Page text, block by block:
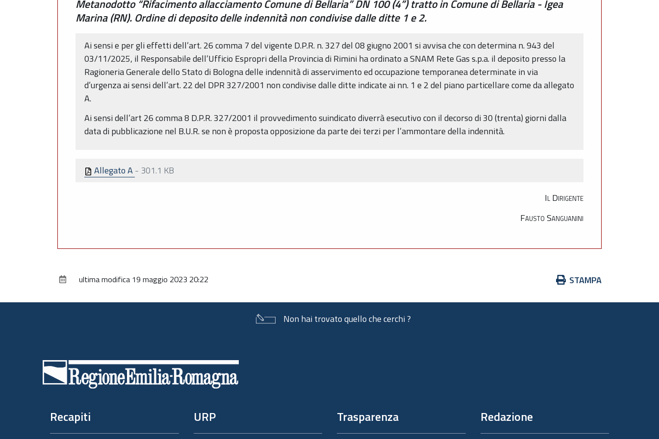
Metanodotto “Rifacimento allacciamento Comune di Bellaria” DN 100 (4”) tratto in Comune di Bellaria - Igea
Marina (RN). Ordine di deposito delle indennità non condivise dalle ditte 1 e 2.
Ai sensi e per gli effetti dell’art. 26 comma 7 del vigente D.P.R. n. 327 del 08 giugno 2001 si avvisa che con determina n. 943 del
03/11/2025, il Responsabile dell’Ufficio Espropri della Provincia di Rimini ha ordinato a SNAM Rete Gas s.p.a. il deposito presso la
Ragioneria Generale dello Stato di Bologna delle indennità di asservimento ed occupazione temporanea determinate in via
d’urgenza ai sensi dell’art. 22 del DPR 327/2001 non condivise dalle ditte indicate ai nn. 1 e 2 del piano particellare come da allegato
A.
Ai sensi dell’art 26 comma 8 D.P.R. 327/2001 il provvedimento suindicato diverrà esecutivo con il decorso di 30 (trenta) giorni dalla
data di pubblicazione nel B.U.R. se non è proposta opposizione da parte dei terzi per l’ammontare della indennità.
Allegato A- 301.1 KB
Il Dirigente
Fausto Sanguanini
Azioni
documento
STAMPA
ultima modifica 19 maggio 2023 20:22
Non hai trovato quello che cerchi ?
Recapiti URP Trasparenza Redazione